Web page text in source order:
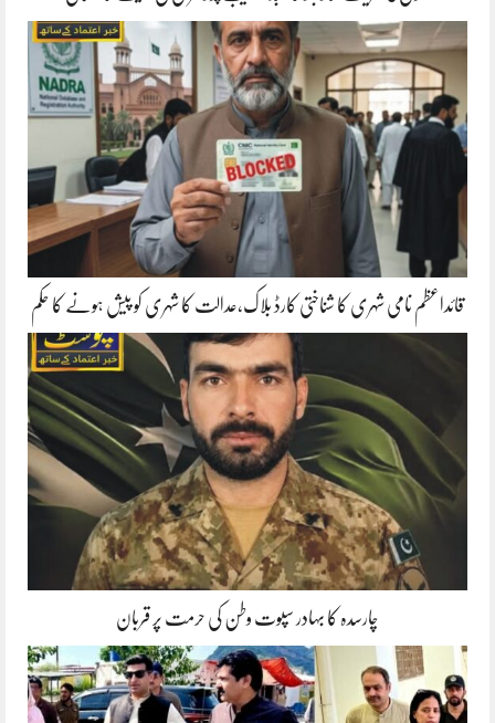
قائداعظم نامی شہری کا شناختی کارڈ بلاک،عدالت کا شہری کو پیش ہونے کا حکم
چارسدہ کا بہادر سپوت وطن کی حرمت پر قربان